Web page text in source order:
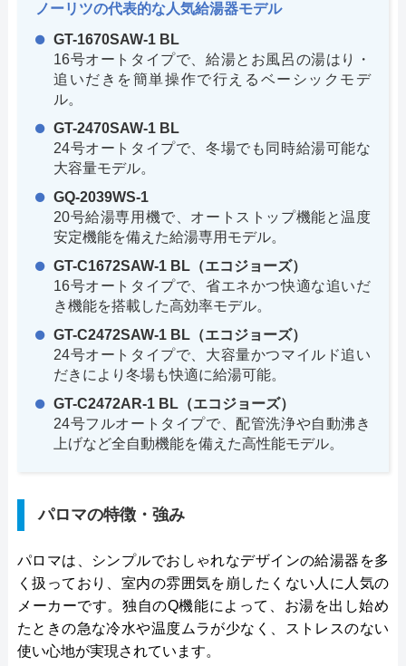
ノーリツの代表的な人気給湯器モデル
GT-1670SAW-1 BL
16号オートタイプで、給湯とお風呂の湯はり・
追いだきを簡単操作で行えるベーシックモデ
ル。
GT-2470SAW-1 BL
24号オートタイプで、冬場でも同時給湯可能な
大容量モデル。
GQ-2039WS-1
20号給湯専用機で、オートストップ機能と温度
安定機能を備えた給湯専用モデル。
GT-C1672SAW-1 BL（エコジョーズ）
16号オートタイプで、省エネかつ快適な追いだ
き機能を搭載した高効率モデル。
GT-C2472SAW-1 BL（エコジョーズ）
24号オートタイプで、大容量かつマイルド追い
だきにより冬場も快適に給湯可能。
GT-C2472AR-1 BL（エコジョーズ）
24号フルオートタイプで、配管洗浄や自動沸き
上げなど全自動機能を備えた高性能モデル。
パロマの特徴・強み
パロマは、シンプルでおしゃれなデザインの給湯器を多
く扱っており、室内の雰囲気を崩したくない人に人気の
メーカーです。独自のQ機能によって、お湯を出し始め
たときの急な冷水や温度ムラが少なく、ストレスのない
使い心地が実現されています。